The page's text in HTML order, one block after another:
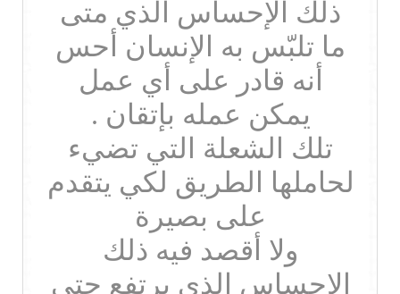
ذلك الإحساس الذي متى
ما تلبّس به الإنسان أحس
أنه قادر على أي عمل
يمكن عمله بإتقان .
تلك الشعلة التي تضيء
لحاملها الطريق لكي يتقدم
على بصيرة
ولا أقصد فيه ذلك
الإحساس الذي يرتفع حتى